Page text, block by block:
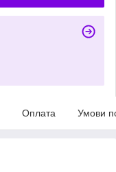
Оплата Умови